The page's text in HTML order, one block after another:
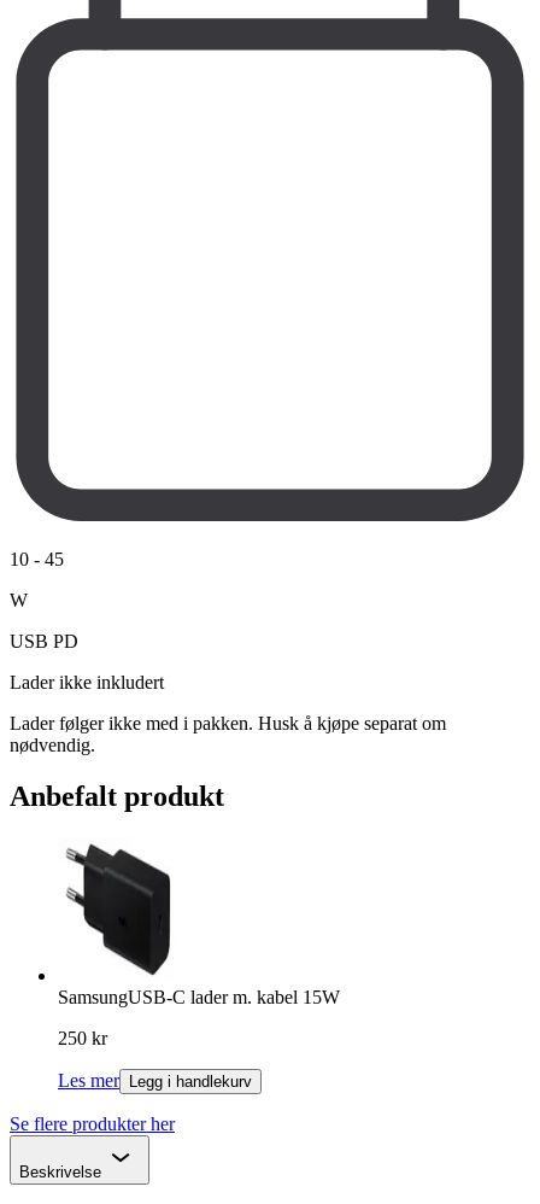
10 - 45
W
USB PD
Lader ikke inkludert
Lader følger ikke med i pakken. Husk å kjøpe separat om
nødvendig.
Anbefalt produkt
SamsungUSB-C lader m. kabel 15W
250 kr
Les mer Legg i handlekurv
Se flere produkter her
Beskrivelse